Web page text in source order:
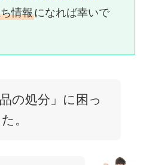
情報になれば幸いで
品の処分」に困っ
。